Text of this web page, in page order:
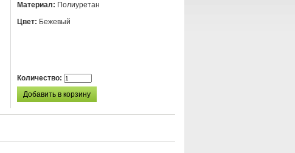
Материал: Полиуретан
Цвет: Бежевый
Количество: